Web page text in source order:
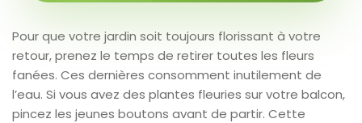
Pour que votre jardin soit toujours florissant à votre
retour, prenez le temps de retirer toutes les fleurs
fanées. Ces dernières consomment inutilement de
l’eau. Si vous avez des plantes fleuries sur votre balcon,
pincez les jeunes boutons avant de partir. Cette